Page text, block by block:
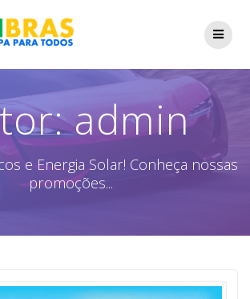
to
content
admin
e Energia Solar! Conheça nossas
promoções...